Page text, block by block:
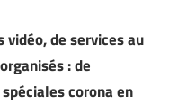
vidéo, de services au
: de
corona en